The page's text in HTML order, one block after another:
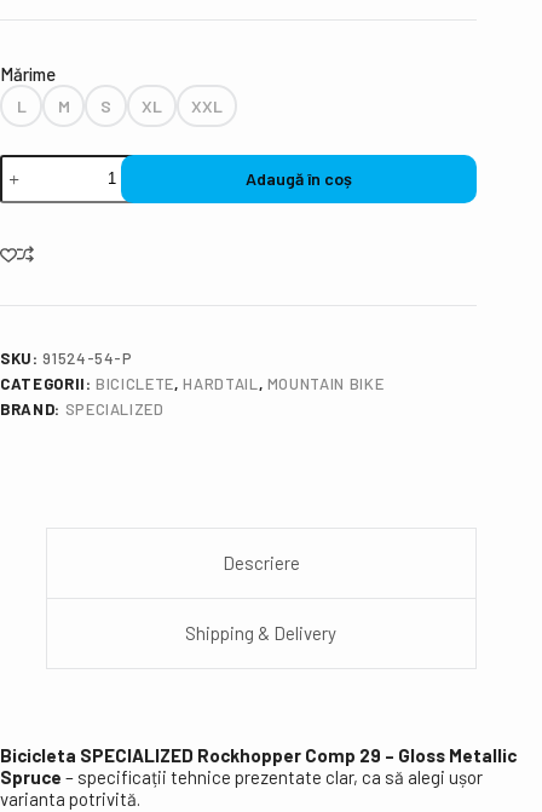
Mǎrime
L M S XL XXL
Adaugă în coș
SKU:91524-54-P
CATEGORII:BICICLETE,HARDTAIL , MOUNTAIN BIKE
BRAND: SPECIALIZED
Descriere
Shipping & Delivery
Bicicleta SPECIALIZED Rockhopper Comp 29 – Gloss Metallic
Spruce – specificații tehnice prezentate clar, ca să alegi ușor
varianta potrivită.